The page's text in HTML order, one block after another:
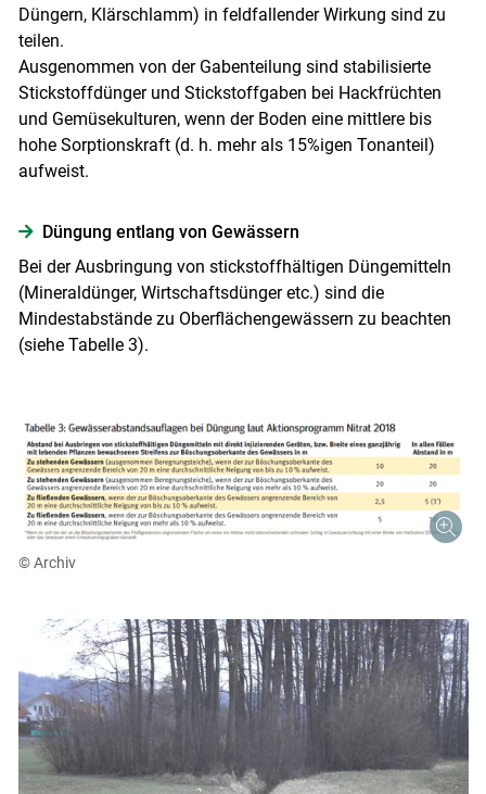
Düngern, Klärschlamm) in feldfallender Wirkung sind zu
teilen.
Ausgenommen von der Gabenteilung sind stabilisierte
Stickstoffdünger und Stickstoffgaben bei Hackfrüchten
und Gemüsekulturen, wenn der Boden eine mittlere bis
hohe Sorptionskraft (d. h. mehr als 15%igen Tonanteil)
aufweist.
Düngung entlang von Gewässern
Bei der Ausbringung von stickstoffhältigen Düngemitteln
(Mineraldünger, Wirtschaftsdünger etc.) sind die
Mindestabstände zu Oberflächengewässern zu beachten
(siehe Tabelle 3).
© Archiv